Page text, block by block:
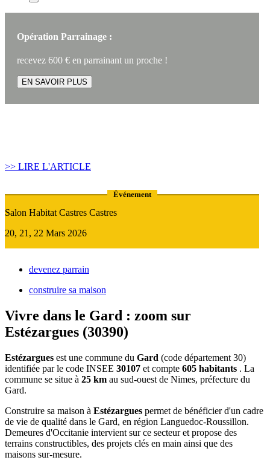
Opération Parrainage :
recevez 600 € en parrainant un proche !
EN SAVOIR PLUS
>> LIRE L'ARTICLE
Événement
Salon Habitat Castres Castres
20, 21, 22 Mars 2026
devenez parrain
construire sa maison
Vivre dans le Gard : zoom sur
Estézargues (30390)
Estézargues est une commune du Gard (code département 30)
identifiée par le code INSEE 30107 et compte 605 habitants . La
commune se situe à 25 km au sud-ouest de Nimes, préfecture du
Gard.
Construire sa maison à Estézargues permet de bénéficier d'un cadre
de vie de qualité dans le Gard, en région Languedoc-Roussillon.
Demeures d'Occitanie intervient sur ce secteur et propose des
terrains constructibles, des projets clés en main ainsi que des
maisons sur-mesure.